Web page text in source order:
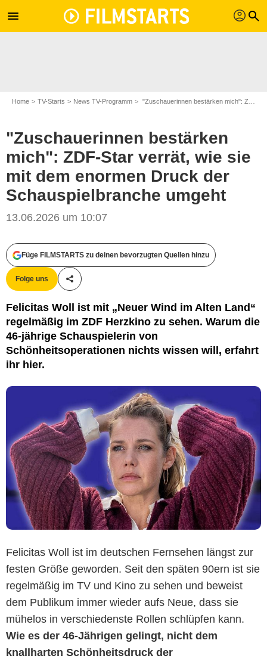
menu profil search
Home TV-Starts News TV-Programm "Zuschauerinnen bestärken mich": ZDF-Star verrät, wie sie mit dem enormen Druck der Schauspielbranche umgeht
"Zuschauerinnen bestärken
mich": ZDF-Star verrät, wie sie
mit dem enormen Druck der
Schauspielbranche umgeht
13.06.2026 um 10:07
Füge FILMSTARTS zu deinen bevorzugten Quellen hinzu
Folge uns
Teile diesen Artikel
Felicitas Woll ist mit „Neuer Wind im Alten Land“
regelmäßig im ZDF Herzkino zu sehen. Warum die
46-jährige Schauspielerin von
Schönheitsoperationen nichts wissen will, erfahrt
ihr hier.
Felicitas Woll ist im deutschen Fernsehen längst zur
festen Größe geworden. Seit den späten 90ern ist sie
regelmäßig im TV und Kino zu sehen und beweist
dem Publikum immer wieder aufs Neue, dass sie
mühelos in verschiedenste Rollen schlüpfen kann.
Wie es der 46-Jährigen gelingt, nicht dem
knallharten Schönheitsdruck der